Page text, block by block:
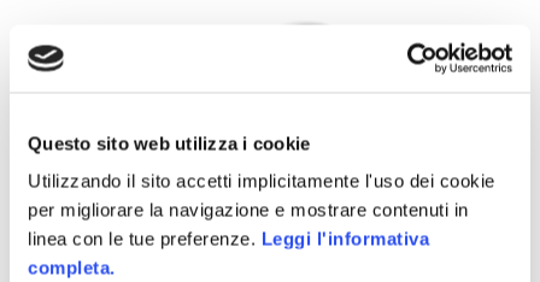
Questo sito web utilizza i cookie
Utilizzando il sito accetti implicitamente l'uso dei cookie
per migliorare la navigazione e mostrare contenuti in
linea con le tue preferenze. Leggi l'informativa
completa.